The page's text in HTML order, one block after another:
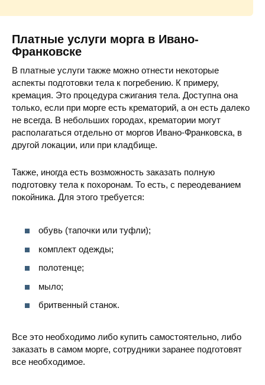
Областное бюро судебно-медицинской экспертизы
Областное бюро судебно-медицинской экспертизы
Платные услуги морга в Ивано-
Франковске
В платные услуги также можно отнести некоторые
аспекты подготовки тела к погребению. К примеру,
кремация. Это процедура сжигания тела. Доступна она
только, если при морге есть крематорий, а он есть далеко
не всегда. В небольших городах, крематории могут
располагаться отдельно от моргов Ивано-Франковска, в
другой локации, или при кладбище.
Также, иногда есть возможность заказать полную
подготовку тела к похоронам. То есть, с переодеванием
покойника. Для этого требуется:
обувь (тапочки или туфли);
комплект одежды;
полотенце;
мыло;
бритвенный станок.
Все это необходимо либо купить самостоятельно, либо
заказать в самом морге, сотрудники заранее подготовят
все необходимое.